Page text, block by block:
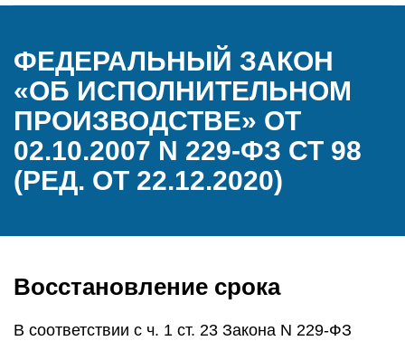
ФЕДЕРАЛЬНЫЙ ЗАКОН
«ОБ ИСПОЛНИТЕЛЬНОМ
ПРОИЗВОДСТВЕ» ОТ
02.10.2007 N 229-ФЗ СТ 98
(РЕД. ОТ 22.12.2020)
Восстановление срока
В соответствии с ч. 1 ст. 23 Закона N 229-ФЗ